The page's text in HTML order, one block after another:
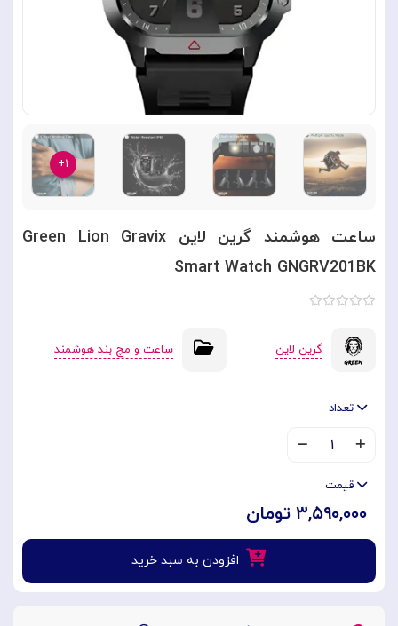
۱+
ساعت هوشمند گرین لاین Green Lion Gravix
Smart Watch GNGRV201BK
گرین لاین ساعت و مچ بند هوشمند
تعداد
۱
قیمت
۳,۵۹۰,۰۰۰ تومان
افزودن به سبد خرید